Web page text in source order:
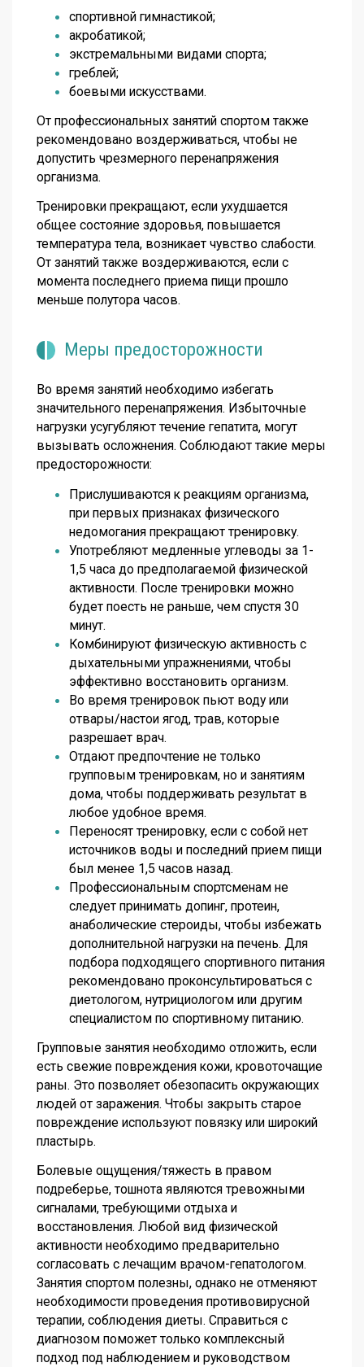
спортивной гимнастикой;
акробатикой;
экстремальными видами спорта;
греблей;
боевыми искусствами.
От профессиональных занятий спортом также
рекомендовано воздерживаться, чтобы не
допустить чрезмерного перенапряжения
организма.
Тренировки прекращают, если ухудшается
общее состояние здоровья, повышается
температура тела, возникает чувство слабости.
От занятий также воздерживаются, если с
момента последнего приема пищи прошло
меньше полутора часов.
Меры предосторожности
Во время занятий необходимо избегать
значительного перенапряжения. Избыточные
нагрузки усугубляют течение гепатита, могут
вызывать осложнения. Соблюдают такие меры
предосторожности:
Прислушиваются к реакциям организма,
при первых признаках физического
недомогания прекращают тренировку.
Употребляют медленные углеводы за 1-
1,5 часа до предполагаемой физической
активности. После тренировки можно
будет поесть не раньше, чем спустя 30
минут.
Комбинируют физическую активность с
дыхательными упражнениями, чтобы
эффективно восстановить организм.
Во время тренировок пьют воду или
отвары/настои ягод, трав, которые
разрешает врач.
Отдают предпочтение не только
групповым тренировкам, но и занятиям
дома, чтобы поддерживать результат в
любое удобное время.
Переносят тренировку, если с собой нет
источников воды и последний прием пищи
был менее 1,5 часов назад.
Профессиональным спортсменам не
следует принимать допинг, протеин,
анаболические стероиды, чтобы избежать
дополнительной нагрузки на печень. Для
подбора подходящего спортивного питания
рекомендовано проконсультироваться с
диетологом, нутрициологом или другим
специалистом по спортивному питанию.
Групповые занятия необходимо отложить, если
есть свежие повреждения кожи, кровоточащие
раны. Это позволяет обезопасить окружающих
людей от заражения. Чтобы закрыть старое
повреждение используют повязку или широкий
пластырь.
Болевые ощущения/тяжесть в правом
подреберье, тошнота являются тревожными
сигналами, требующими отдыха и
восстановления. Любой вид физической
активности необходимо предварительно
согласовать с лечащим врачом-гепатологом.
Занятия спортом полезны, однако не отменяют
необходимости проведения противовирусной
терапии, соблюдения диеты. Справиться с
диагнозом поможет только комплексный
подход под наблюдением и руководством